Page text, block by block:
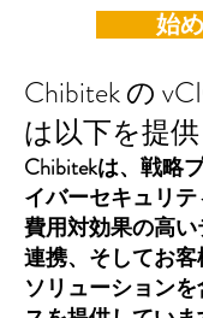
始
Chibitek の
は以下を提供
Chibitekは、戦略
イバーセキュリテ
費用対効果の高
連携、そしてお
ソリューション